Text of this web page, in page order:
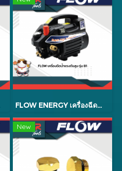
FLOW ENERGY เครื่องฉีดน้ำแรงดันสูง รุ่น B1 EXTRA + ปลั๊กกันดูด
New